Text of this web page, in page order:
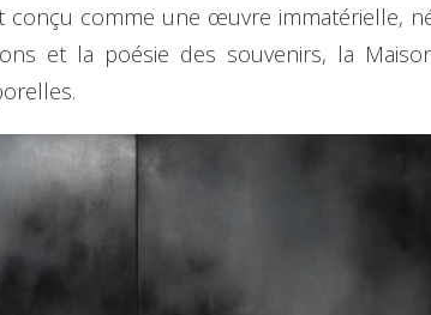
conçu comme une œuvre immatérielle,
et la poésie des souvenirs, la